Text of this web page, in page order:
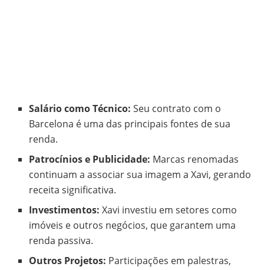
Salário como Técnico: Seu contrato com o
Barcelona é uma das principais fontes de sua
renda.
Patrocínios e Publicidade: Marcas renomadas
continuam a associar sua imagem a Xavi, gerando
receita significativa.
Investimentos: Xavi investiu em setores como
imóveis e outros negócios, que garantem uma
renda passiva.
Outros Projetos: Participações em palestras,